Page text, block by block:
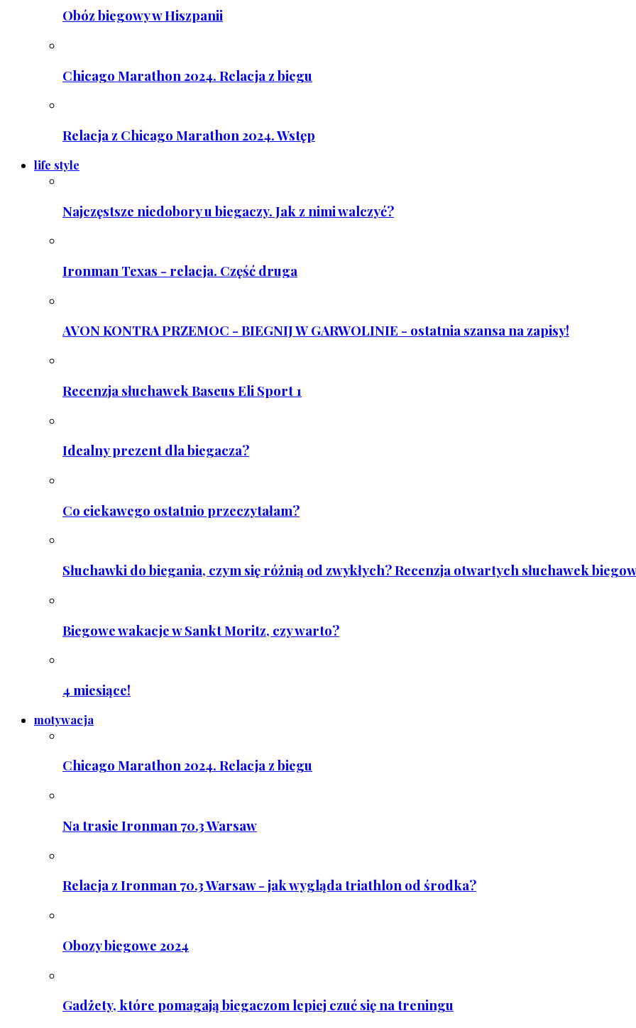
Obóz biegowy w Hiszpanii
Chicago Marathon 2024. Relacja z biegu
Relacja z Chicago Marathon 2024. Wstęp
life style
Najczęstsze niedobory u biegaczy. Jak z nimi walczyć?
Ironman Texas - relacja. Część druga
AVON KONTRA PRZEMOC - BIEGNIJ W GARWOLINIE - ostatnia szansa na zapisy!
Recenzja słuchawek Baseus Eli Sport 1
Idealny prezent dla biegacza?
Co ciekawego ostatnio przeczytałam?
Słuchawki do biegania, czym się różnią od zwykłych? Recenzja otwartych słuchawek
Biegowe wakacje w Sankt Moritz, czy warto?
4 miesiące!
motywacja
Chicago Marathon 2024. Relacja z biegu
Na trasie Ironman 70.3 Warsaw
Relacja z Ironman 70.3 Warsaw - jak wygląda triathlon od środka?
Obozy biegowe 2024
Gadżety, które pomagają biegaczom lepiej czuć się na treningu